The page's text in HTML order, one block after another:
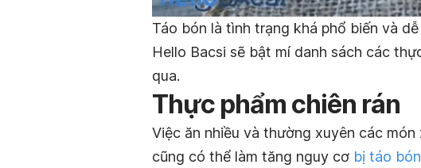
Táo bón là tình trạng khá phổ biến và
Hello Bacsi sẽ bật mí danh sách các
qua.
Thực phẩm chiên rán
Việc ăn nhiều và thường xuyên các
cũng có thể làm tăng nguy cơ bị táo bón